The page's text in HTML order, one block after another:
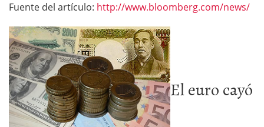
Fuente del artículo: http://www.bloomberg.com/news/
El euro cayó